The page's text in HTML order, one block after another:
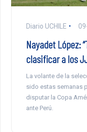
Diario UCHILE
Nayadet López:
clasificar a los
La volante de la
sido estas semanas
disputar la Copa
ante Perú.